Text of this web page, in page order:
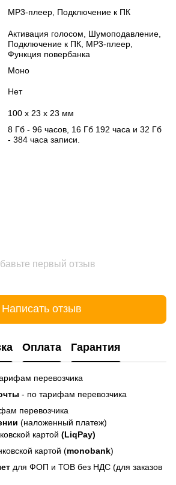
MP3-плеер, Подключение к ПК
Активация голосом, Шумоподавление,
Подключение к ПК, MP3-плеер,
Функция повербанка
Моно
Нет
100 х 23 х 23 мм
8 Гб - 96 часов, 16 Гб 192 часа и 32 Гб
- 384 часа записи.
первый отзыв
Написать отзыв
Оплата Гарантия
перевозчика
- по тарифам перевозчика
перевозчика
(наложенный платеж)
картой (LiqPay)
картой (monobank)
для ФОП и ТОВ без НДС (для заказов